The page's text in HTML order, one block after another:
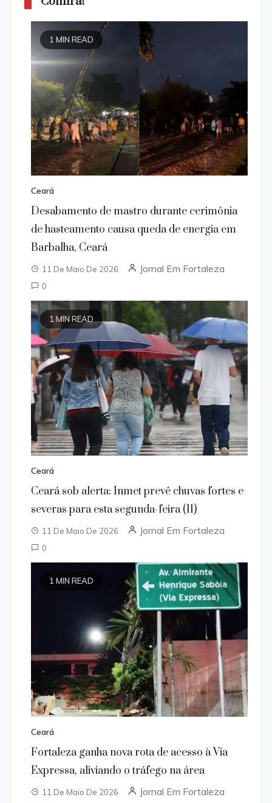
1 MIN READ
Ceará
Desabamento de mastro durante cerimônia
de hasteamento causa queda de energia em
Barbalha, Ceará
11 De Maio De 2026 Jornal Em Fortaleza
0
1 MIN READ
Ceará
Ceará sob alerta: Inmet prevê chuvas fortes e
severas para esta segunda-feira (11)
11 De Maio De 2026 Jornal Em Fortaleza
0
1 MIN READ
Ceará
Fortaleza ganha nova rota de acesso à Via
Expressa, aliviando o tráfego na área
11 De Maio De 2026 Jornal Em Fortaleza